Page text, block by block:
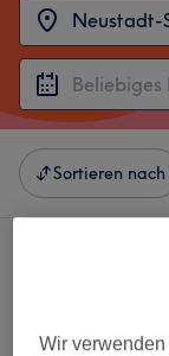
Sortieren nach
Wir